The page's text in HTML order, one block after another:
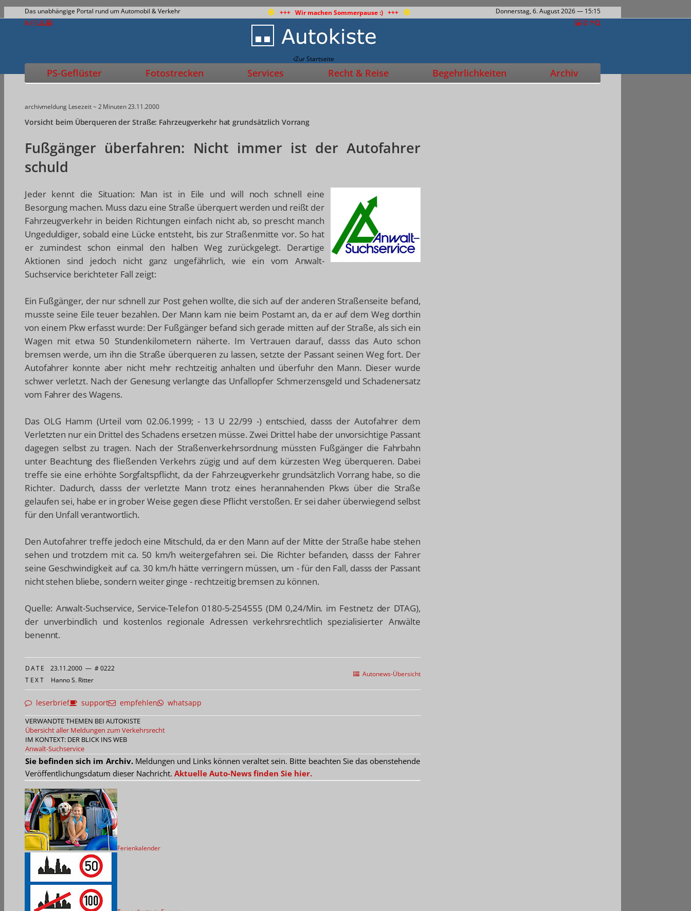
Das unabhängige Portal rund um Automobil & Verkehr +++ Wir machen Sommerpause :) +++ Donnerstag, 6. August 2026— 15:15
Zur Startseite
PS-Geflüster Fotostrecken Services Recht & Reise Begehrlichkeiten Archiv
archivmeldung Lesezeit ~ 2 Minuten23.11.2000
Vorsicht beim Überqueren der Straße: Fahrzeugverkehr hat grundsätzlich Vorrang
Fußgänger überfahren: Nicht immer ist der Autofahrer
schuld
Jeder kennt die Situation: Man ist in Eile und will noch schnell eine
Besorgung machen. Muss dazu eine Straße überquert werden und reißt der
Fahrzeugverkehr in beiden Richtungen einfach nicht ab, so prescht manch
Ungeduldiger, sobald eine Lücke entsteht, bis zur Straßenmitte vor. So hat
er zumindest schon einmal den halben Weg zurückgelegt. Derartige
Aktionen sind jedoch nicht ganz ungefährlich, wie ein vom Anwalt-
Suchservice berichteter Fall zeigt:
Ein Fußgänger, der nur schnell zur Post gehen wollte, die sich auf der anderen Straßenseite befand,
musste seine Eile teuer bezahlen. Der Mann kam nie beim Postamt an, da er auf dem Weg dorthin
von einem Pkw erfasst wurde: Der Fußgänger befand sich gerade mitten auf der Straße, als sich ein
Wagen mit etwa 50 Stundenkilometern näherte. Im Vertrauen darauf, dasss das Auto schon
bremsen werde, um ihn die Straße überqueren zu lassen, setzte der Passant seinen Weg fort. Der
Autofahrer konnte aber nicht mehr rechtzeitig anhalten und überfuhr den Mann. Dieser wurde
schwer verletzt. Nach der Genesung verlangte das Unfallopfer Schmerzensgeld und Schadenersatz
vom Fahrer des Wagens.
Das OLG Hamm (Urteil vom 02.06.1999;- 13 U 22/99 -)entschied, dasss der Autofahrer dem
Verletzten nur ein Drittel des Schadens ersetzen müsse. Zwei Drittel habe der unvorsichtige Passant
dagegen selbst zu tragen. Nach der Straßenverkehrsordnung müssten Fußgänger die Fahrbahn
unter Beachtung des fließenden Verkehrs zügig und auf dem kürzesten Weg überqueren. Dabei
treffe sie eine erhöhte Sorgfaltspflicht, da der Fahrzeugverkehr grundsätzlich Vorrang habe, so die
Richter. Dadurch, dasss der verletzte Mann trotz eines herannahenden Pkws über die Straße
gelaufen sei, habe er in grober Weise gegen diese Pflicht verstoßen. Er sei daher überwiegend selbst
für den Unfall verantwortlich.
Den Autofahrer treffe jedoch eine Mitschuld, da er den Mann auf der Mitte der Straße habe stehen
sehen und trotzdem mit ca. 50 km/h weitergefahren sei. Die Richter befanden, dasss der Fahrer
seine Geschwindigkeit auf ca. 30 km/h hätte verringern müssen, um - für den Fall, dasss der Passant
nicht stehen bliebe, sondern weiter ginge - rechtzeitig bremsen zu können.
Quelle: Anwalt-Suchservice, Service-Telefon 0180-5-254555 (DM 0,24/Min. im Festnetz der DTAG),
der unverbindlich und kostenlos regionale Adressen verkehrsrechtlich spezialisierter Anwälte
benennt.
Autonews-Übersicht
DATE 23.11.2000 — # 0222
TEXT Hanno S. Ritter
leserbrief support empfehlen whatsapp
VERWANDTE THEMEN BEI AUTOKISTE
Übersicht aller Meldungen zum Verkehrsrecht
IM KONTEXT: DER BLICK INS WEB
Anwalt-Suchservice
Sie befinden sich im Archiv.Meldungen und Links können veraltet sein. Bitte beachten Sie das obenstehende
Veröffentlichungsdatum dieser Nachricht. Aktuelle Auto-News finden Sie hier.
Ferienkalender